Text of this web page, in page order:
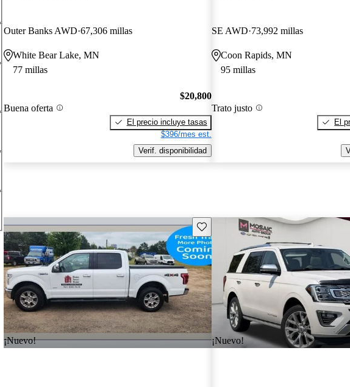
Outer Banks AWD 67,306 millas
White Bear Lake, MN
77 millas
Buena oferta
$20,800
El precio incluye tasas
$396/mes est.
Verif. disponibilidad
SE AWD 73,992 millas
Coon Rapids, MN
95 millas
Trato justo
El
¡Nuevo!
Guarda este Aviso
¡Nuevo!